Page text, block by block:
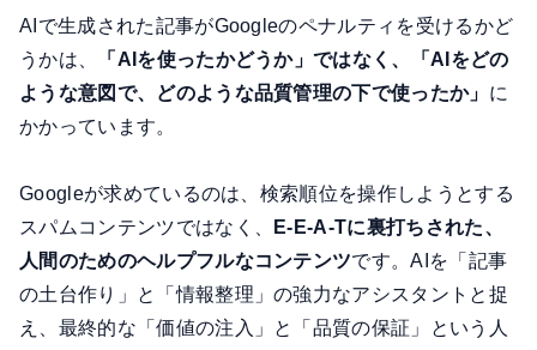
AIで生成された記事がGoogleのペナルティを受けるかど
うかは、
「AIを使ったかどうか」ではなく、「AIをどの
ような意図で、どのような品質管理の下で使ったか」 に
かかっています。
Googleが求めているのは、検索順位を操作しようとする
スパムコンテンツではなく、
E-E-A-Tに裏打ちされた、
人間のためのヘルプフルなコンテンツです。AIを「記事
の土台作り」と「情報整理」の強力なアシスタントと捉
え、最終的な「価値の注入」と「品質の保証」という人